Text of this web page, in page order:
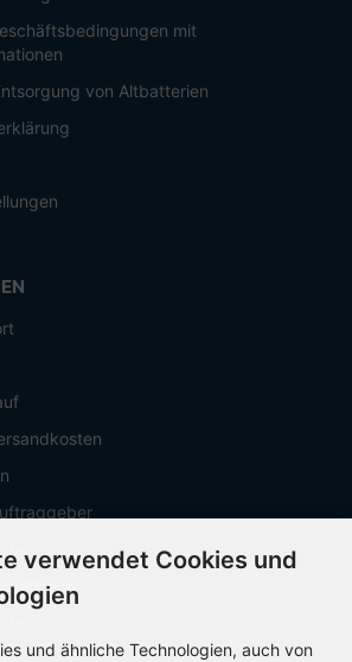
mit
von Altbatterien
verwendet Cookies und
und ähnliche Technologien, auch von